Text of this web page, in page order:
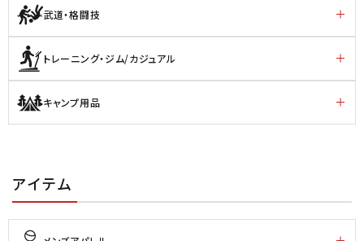
武道・格闘技
トレーニング・ジム/カジュアル
キャンプ用品
アイテム